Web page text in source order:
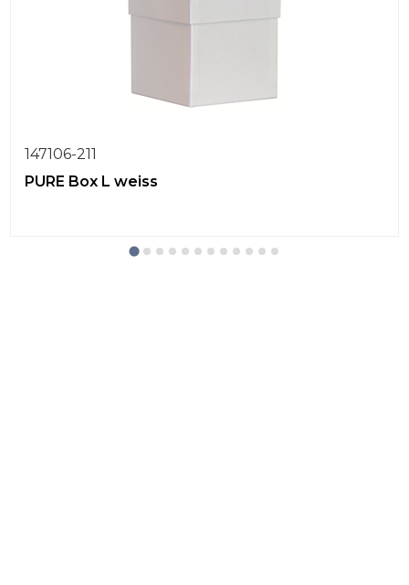
147106-211
PURE Box L weiss